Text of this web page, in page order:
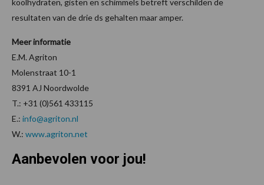
resultaten van de drie ds gehalten maar amper.
Meer informatie
E.M. Agriton
Molenstraat 10-1
8391 AJ Noordwolde
T.: +31 (0)561 433115
E.: info@agriton.nl
W.: www.agriton.net
Aanbevolen voor jou!